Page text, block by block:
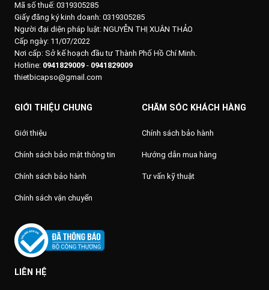
Mã số thuế: 0319305285
Giấy đăng ký kinh doanh: 0319305285
Người đại diện pháp luật: NGUYỄN THỊ XUÂN THẢO
Cấp ngày: 11/07/2022
Nơi cấp: Sở kế hoạch đầu tư Thành Phố Hồ Chí Minh.
Hotline: 0941829009 - 0941829009
thietbicapso@gmail.com
GIỚI THIỆU CHUNG
Giới thiệu
Chính sách bảo mật thông tin
Chính sách bảo hành
Chính sách vận chuyển
CHĂM SÓC KHÁCH HÀNG
Chính sách bảo hành
Hướng dẫn mua hàng
Tư vấn kỹ thuật
LIÊN HỆ